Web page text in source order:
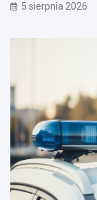
5 sierpnia 2026